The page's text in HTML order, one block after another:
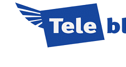
contenuto